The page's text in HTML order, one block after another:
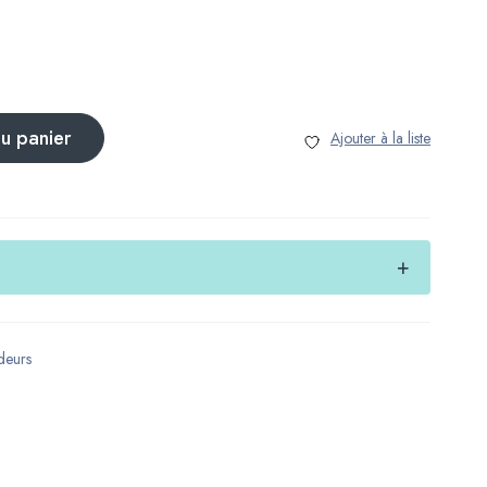
panier